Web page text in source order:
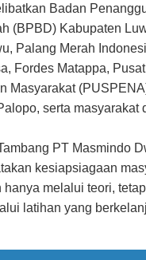
Badan
(BPBD) Kabupaten
Palang Merah
Fordes Matappa,
Masyarakat
serta masyarakat
PT Masmindo
kesiapsiagaan
hanya melalui teori,
latihan yang